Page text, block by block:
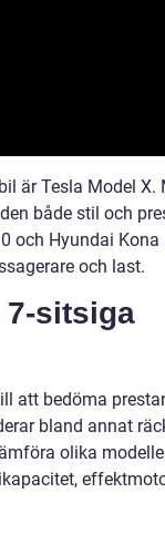
är Tesla Model X.
både stil och
och Hyundai Kona
och last.
sitsiga
att bedöma
bland annat
olika